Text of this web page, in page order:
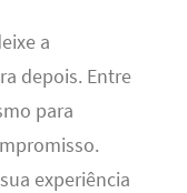
a
depois. Entre
para
experiência